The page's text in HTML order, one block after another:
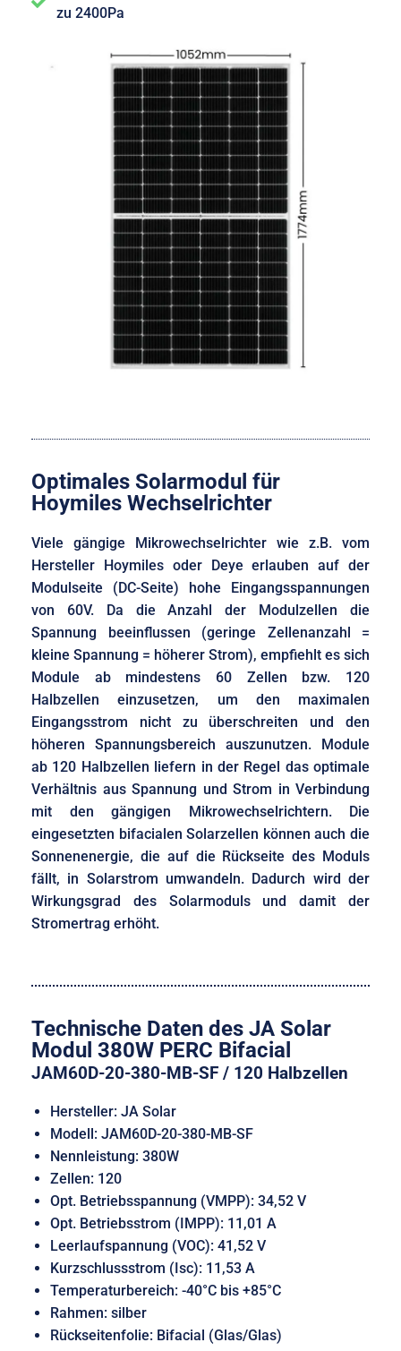
zu 2400Pa
Optimales Solarmodul für
Hoymiles Wechselrichter
Viele gängige Mikrowechselrichter wie z.B. vom
Hersteller Hoymiles oder Deye erlauben auf der
Modulseite (DC-Seite) hohe Eingangsspannungen
von 60V. Da die Anzahl der Modulzellen die
Spannung beeinflussen (geringe Zellenanzahl =
kleine Spannung = höherer Strom), empfiehlt es sich
Module ab mindestens 60 Zellen bzw. 120
Halbzellen einzusetzen, um den maximalen
Eingangsstrom nicht zu überschreiten und den
höheren Spannungsbereich auszunutzen. Module
ab 120 Halbzellen liefern in der Regel das optimale
Verhältnis aus Spannung und Strom in Verbindung
mit den gängigen Mikrowechselrichtern. Die
eingesetzten bifacialen Solarzellen können auch die
Sonnenenergie, die auf die Rückseite des Moduls
fällt, in Solarstrom umwandeln. Dadurch wird der
Wirkungsgrad des Solarmoduls und damit der
Stromertrag erhöht.
Technische Daten des JA Solar
Modul 380W PERC Bifacial
JAM60D-20-380-MB-SF / 120 Halbzellen
Hersteller: JA Solar
Modell: JAM60D-20-380-MB-SF
Nennleistung: 380W
Zellen: 120
Opt. Betriebsspannung (VMPP): 34,52 V
Opt. Betriebsstrom (IMPP): 11,01 A
Leerlaufspannung (VOC): 41,52 V
Kurzschlussstrom (Isc): 11,53 A
Temperaturbereich: -40°C bis +85°C
Rahmen: silber
Rückseitenfolie: Bifacial (Glas/Glas)